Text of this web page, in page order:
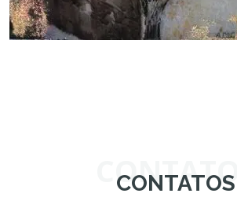
CONTATOS
CONTATOS